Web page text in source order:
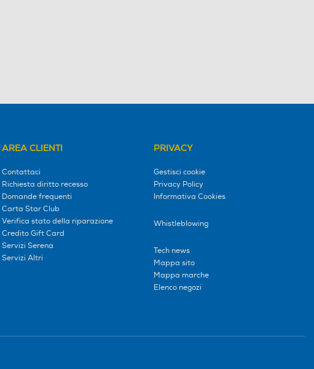
AREA CLIENTI
Contattaci
Richiesta diritto recesso
Domande frequenti
Carta Star Club
Verifica stato della riparazione
Credito Gift Card
Servizi Serena
Servizi Altri
PRIVACY
Gestisci cookie
Privacy Policy
Informativa Cookies
Whistleblowing
Tech news
Mappa sito
Mappa marche
Elenco negozi